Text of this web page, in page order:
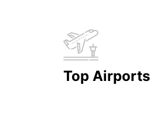
Top Airports